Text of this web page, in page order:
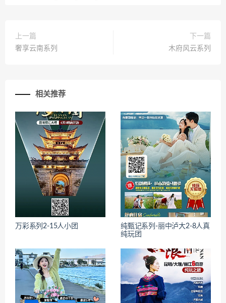
上一篇
奢享云南系列
下一篇
木府风云系列
相关推荐
万彩系列2-15人小团
纯甄记系列-丽中泸大2-8人真
纯玩团